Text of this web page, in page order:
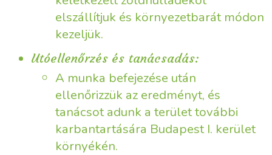
elszállítjuk és környezetbarát módon
kezeljük.
Utóellenőrzés és tanácsadás:
A munka befejezése után
ellenőrizzük az eredményt, és
tanácsot adunk a terület további
karbantartására Budapest I. kerület
környékén.